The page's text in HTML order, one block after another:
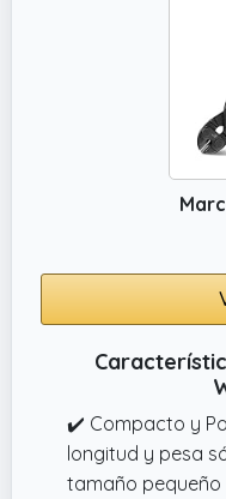
✔️ Compacto y
longitud y pesa
tamaño